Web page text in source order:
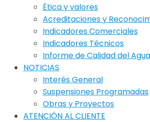
Ética y valores
Acreditaciones y
Indicadores Comerciales
Indicadores Técnicos
Informe de Calidad del Agua
NOTICIAS
Interés General
Suspensiones Programadas
Obras y Proyectos
ATENCIÓN AL CLIENTE